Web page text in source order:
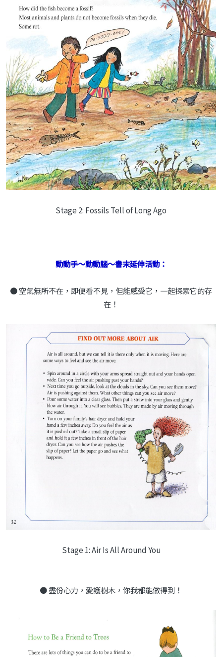
Stage 2: Fossils Tell of Long Ago
動動手～動動腦～書末延伸活動：
● 空氣無所不在，即便看不見，但能感受它，一起探索它的存
在！
Stage 1: Air Is All Around You
● 盡份心力，愛護樹木，你我都能做得到！